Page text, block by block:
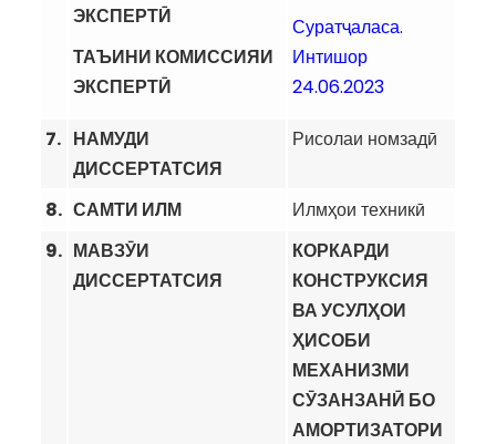
ЭКСПЕРТӢ
ТАЪИНИ КОМИССИЯИ
ЭКСПЕРТӢ
Суратҷаласа.
Интишор
24.06.2023
7. НАМУДИ
ДИССЕРТАТСИЯ
Рисолаи номзадӣ
8. САМТИ ИЛМ
Илмҳои техникӣ
9. МАВЗӮИ
ДИССЕРТАТСИЯ
КОРКАРДИ
КОНСТРУКСИЯ
ВА УСУЛҲОИ
ҲИСОБИ
МЕХАНИЗМИ
СӮЗАНЗАНӢ БО
АМОРТИЗАТОРИ